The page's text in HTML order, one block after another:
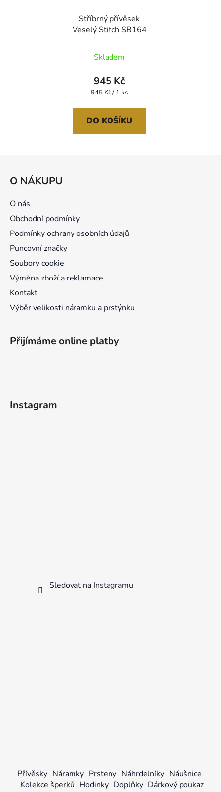
Stříbrný přívěsek
Veselý Stitch SB164
Skladem
945 Kč
Měrná
945 Kč / 1 ks
DO KOŠÍKU
O NÁKUPU
O nás
Obchodní podmínky
Podmínky ochrany osobních údajů
Puncovní značky
Soubory cookie
Výměna zboží a reklamace
Kontakt
Výběr velikosti náramku a prstýnku
Přijímáme online platby
Instagram
Sledovat na Instagramu
Přívěsky Náramky Prsteny Náhrdelníky Náušnice
Kolekce šperků Hodinky Doplňky Dárkový poukaz